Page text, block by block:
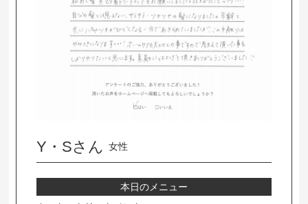
Y・Sさん 女性
本日のメニュー